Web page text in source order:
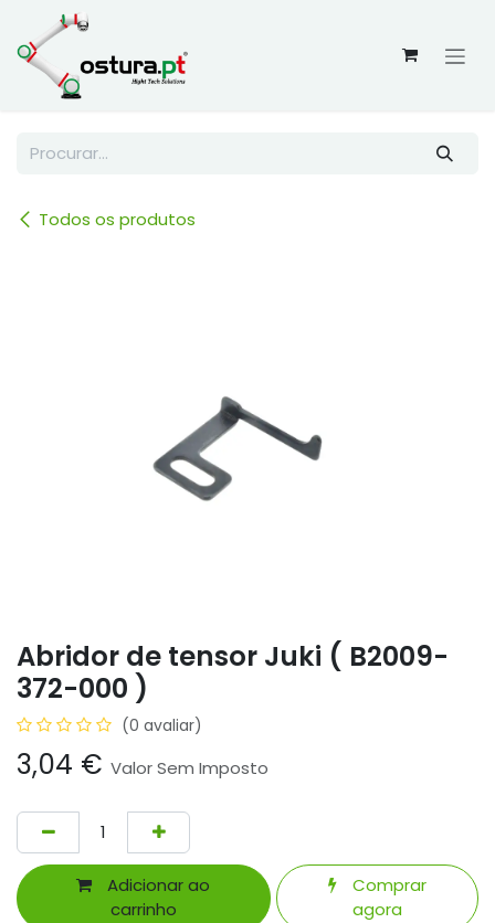
Skip to Content
Todos os produtos
Abridor de tensor Juki ( B2009-
372-000 )
(0 avaliar)
3,04 € Valor Sem Imposto
Adicionar ao
carrinho
Comprar
agora